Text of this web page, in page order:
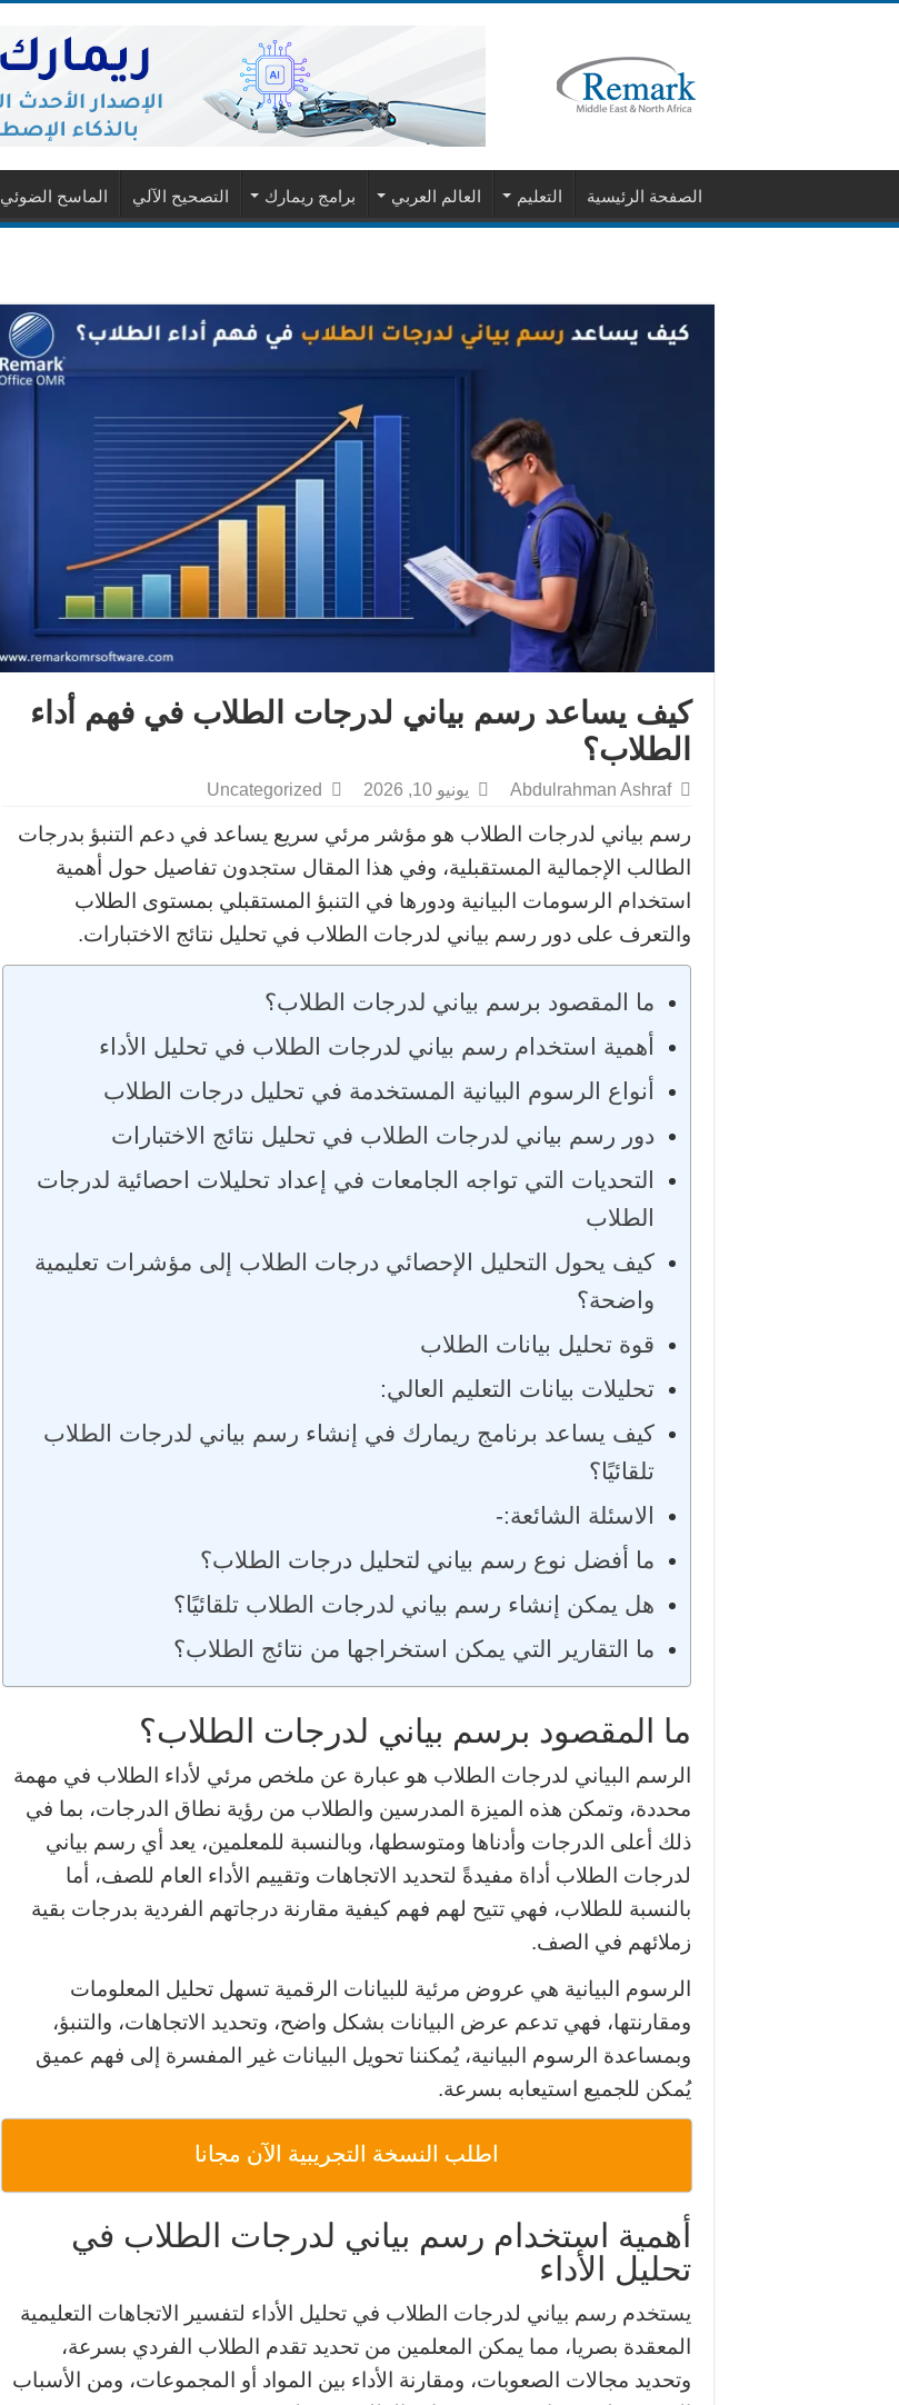
الصفحة الرئيسية التعليم العالم العربي برامج ريمارك التصحيح الآلي الماسح الضوئي
كيف يساعد رسم بياني لدرجات الطلاب في فهم أداء
الطلاب؟
Abdulrahman Ashraf يونيو 10, 2026 Uncategorized
رسم بياني لدرجات الطلاب هو مؤشر مرئي سريع يساعد في دعم التنبؤ بدرجات
الطالب الإجمالية المستقبلية، وفي هذا المقال ستجدون تفاصيل حول أهمية
استخدام الرسومات البيانية ودورها في التنبؤ المستقبلي بمستوى الطلاب
والتعرف على دور رسم بياني لدرجات الطلاب في تحليل نتائج الاختبارات.
ما المقصود برسم بياني لدرجات الطلاب؟
أهمية استخدام رسم بياني لدرجات الطلاب في تحليل الأداء
أنواع الرسوم البيانية المستخدمة في تحليل درجات الطلاب
دور رسم بياني لدرجات الطلاب في تحليل نتائج الاختبارات
التحديات التي تواجه الجامعات في إعداد تحليلات احصائية لدرجات
الطلاب
كيف يحول التحليل الإحصائي درجات الطلاب إلى مؤشرات تعليمية
واضحة؟
قوة تحليل بيانات الطلاب
تحليلات بيانات التعليم العالي:
كيف يساعد برنامج ريمارك في إنشاء رسم بياني لدرجات الطلاب
تلقائيًا؟
الاسئلة الشائعة:-
ما أفضل نوع رسم بياني لتحليل درجات الطلاب؟
هل يمكن إنشاء رسم بياني لدرجات الطلاب تلقائيًا؟
ما التقارير التي يمكن استخراجها من نتائج الطلاب؟
ما المقصود برسم بياني لدرجات الطلاب؟
الرسم البياني لدرجات الطلاب هو عبارة عن ملخص مرئي لأداء الطلاب في مهمة
محددة، وتمكن هذه الميزة المدرسين والطلاب من رؤية نطاق الدرجات، بما في
ذلك أعلى الدرجات وأدناها ومتوسطها، وبالنسبة للمعلمين، يعد أي رسم بياني
لدرجات الطلاب أداة مفيدةً لتحديد الاتجاهات وتقييم الأداء العام للصف، أما
بالنسبة للطلاب، فهي تتيح لهم فهم كيفية مقارنة درجاتهم الفردية بدرجات بقية
زملائهم في الصف.
الرسوم البيانية هي عروض مرئية للبيانات الرقمية تسهل تحليل المعلومات
ومقارنتها، فهي تدعم عرض البيانات بشكل واضح، وتحديد الاتجاهات، والتنبؤ،
وبمساعدة الرسوم البيانية، يُمكننا تحويل البيانات غير المفسرة إلى فهم عميق
يُمكن للجميع استيعابه بسرعة.
اطلب النسخة التجريبية الآن مجانا
أهمية استخدام رسم بياني لدرجات الطلاب في
تحليل الأداء
يستخدم رسم بياني لدرجات الطلاب في تحليل الأداء لتفسير الاتجاهات التعليمية
المعقدة بصريا، مما يمكن المعلمين من تحديد تقدم الطلاب الفردي بسرعة،
وتحديد مجالات الصعوبات، ومقارنة الأداء بين المواد أو المجموعات، ومن الأسباب